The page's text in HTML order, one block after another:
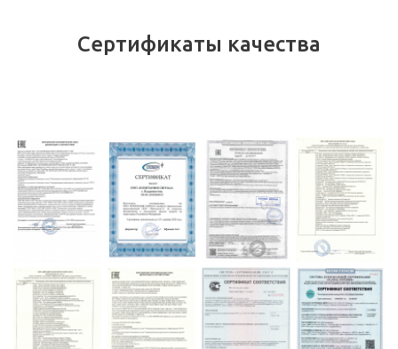
Сертификаты качества